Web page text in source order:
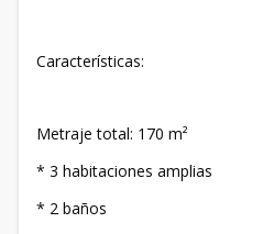
Características:
Metraje total: 170 m²
* 3 habitaciones amplias
* 2 baños